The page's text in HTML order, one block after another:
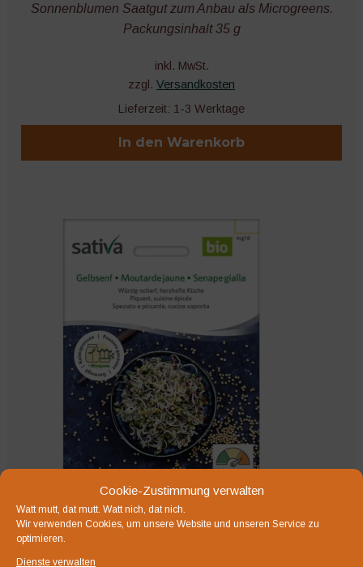
Cookie-Zustimmung verwalten
Watt mutt, dat mutt. Watt nich, dat nich.
Wir verwenden Cookies, um unsere Website und unseren Service zu
optimieren.
Dienste verwalten
Sonnenblumen Saatgut zum Anbau als Microgreens.
Packungsinhalt 35 g
inkl. MwSt.
zzgl. Versandkosten
Lieferzeit: 1-3 Werktage
In den Warenkorb
Gelbsenf 50 g